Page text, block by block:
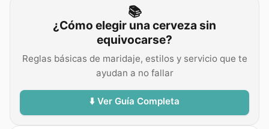
📚
¿Cómo elegir una cerveza sin
equivocarse?
Reglas básicas de maridaje, estilos y servicio que te
ayudan a no fallar
⬇️ Ver Guía Completa